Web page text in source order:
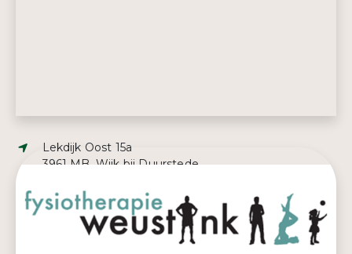
Adres:
Lekdijk Oost 15a
3961 MB, Wijk bij Duurstede
Telefoonnummer:
0343 59 77 74